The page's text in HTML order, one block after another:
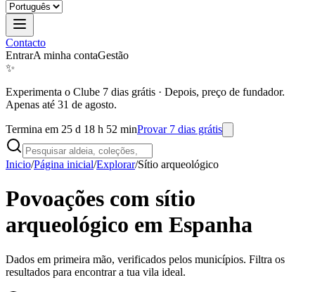
Contacto
EntrarA minha contaGestão
✨
Experimenta o Clube 7 dias grátis · Depois, preço de fundador.
Apenas até 31 de agosto.
Termina em 25 d 18 h 52 minProvar 7 dias grátis
Inicio/Página inicial/Explorar/Sítio arqueológico
Povoações com sítio
arqueológico em Espanha
Dados em primeira mão, verificados pelos municípios. Filtra os
resultados para encontrar a tua vila ideal.